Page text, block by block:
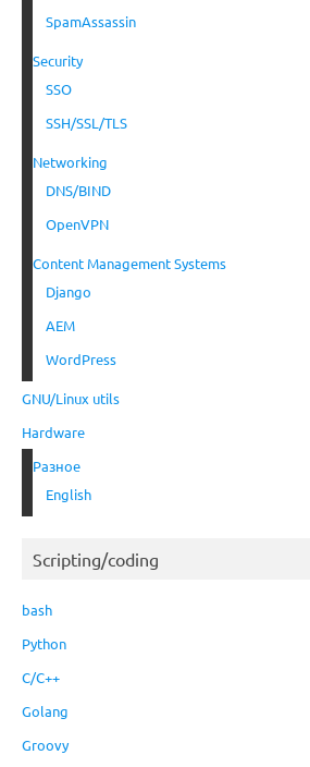
SpamAssassin
Security
SSO
SSH/SSL/TLS
Networking
DNS/BIND
OpenVPN
Content Management Systems
Django
AEM
WordPress
GNU/Linux utils
Hardware
Разное
English
Scripting/coding
bash
Python
C/C++
Golang
Groovy